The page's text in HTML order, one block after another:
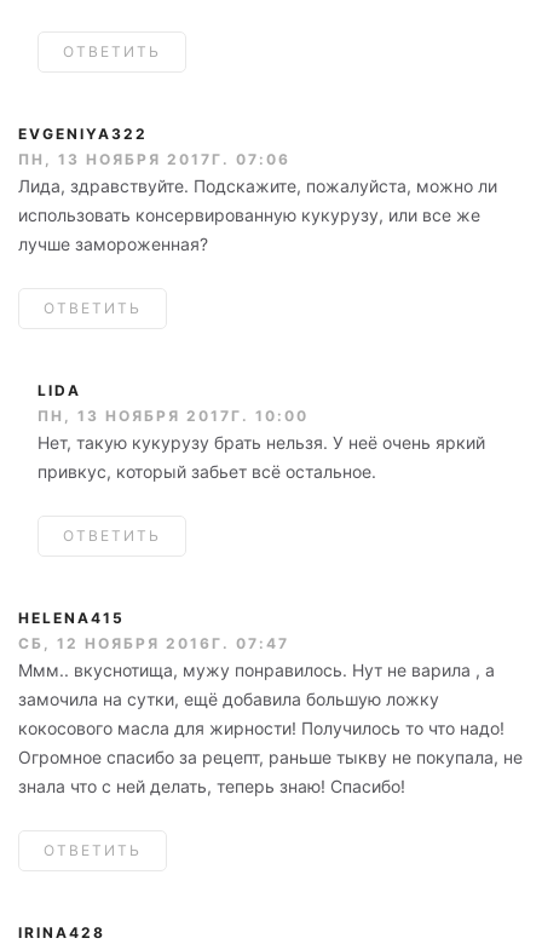
ОТВЕТИТЬ
EVGENIYA322
ПН, 13 НОЯБРЯ 2017Г. 07:06
Лида, здравствуйте. Подскажите, пожалуйста, можно ли
использовать консервированную кукурузу, или все же
лучше замороженная?
ОТВЕТИТЬ
LIDA
ПН, 13 НОЯБРЯ 2017Г. 10:00
Нет, такую кукурузу брать нельзя. У неё очень яркий
привкус, который забьет всё остальное.
ОТВЕТИТЬ
HELENA415
СБ, 12 НОЯБРЯ 2016Г. 07:47
Ммм.. вкуснотища, мужу понравилось. Нут не варила , а
замочила на сутки, ещё добавила большую ложку
кокосового масла для жирности! Получилось то что надо!
Огромное спасибо за рецепт, раньше тыкву не покупала, не
знала что с ней делать, теперь знаю! Спасибо!
ОТВЕТИТЬ
IRINA428